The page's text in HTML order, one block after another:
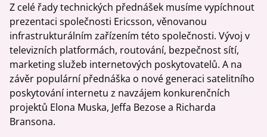
Z celé řady technických přednášek musíme vypíchnout
prezentaci společnosti Ericsson, věnovanou
infrastrukturálním zařízením této společnosti. Vývoj v
televizních platformách, routování, bezpečnost sítí,
marketing služeb internetových poskytovatelů. A na
závěr populární přednáška o nové generaci satelitního
poskytování internetu z navzájem konkurenčních
projektů Elona Muska, Jeffa Bezose a Richarda
Bransona.